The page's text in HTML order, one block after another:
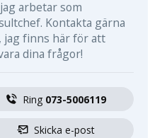
arbetar som
Kontakta gärna
jag finns här för att
dina frågor!
Ring 073-5006119
Skicka e-post